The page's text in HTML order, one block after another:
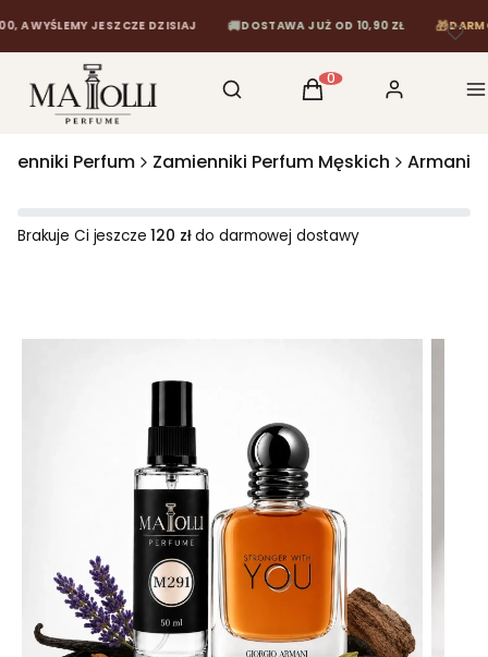
JESZCZE DZISIAJ 🚚 DOSTAWA JUŻ OD 10,90 ZŁ 🎁 DARMOWA
Otwórz wyszukiwarkę
Szukaj Produkty w koszyku:
Koszyk Zaloguj się
Perfum Zamienniki Perfum Męskich Armani
Brakuje Ci jeszcze120 złdo darmowej dostawy